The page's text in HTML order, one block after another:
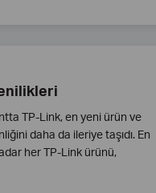
TP-Link, en yeni ürün ve
daha da ileriye taşıdı. En
her TP-Link ürünü,